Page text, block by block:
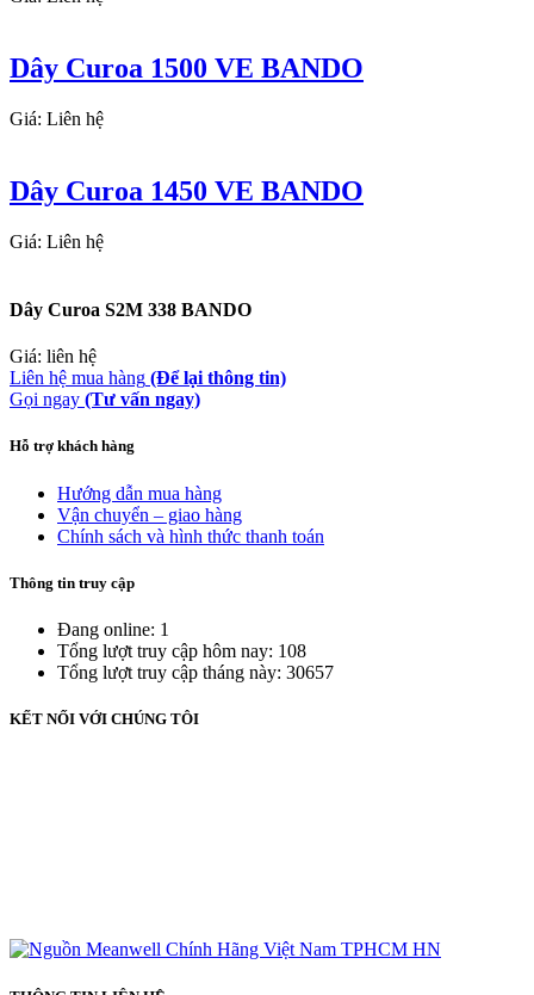
Dây Curoa 1500 VE BANDO
Giá: Liên hệ
Dây Curoa 1450 VE BANDO
Giá: Liên hệ
Dây Curoa S2M 338 BANDO
Giá: liên hệ
Liên hệ mua hàng (Để lại thông tin)
Gọi ngay (Tư vấn ngay)
Hỗ trợ khách hàng
Hướng dẫn mua hàng
Vận chuyển – giao hàng
Chính sách và hình thức thanh toán
Thông tin truy cập
Đang online: 1
Tổng lượt truy cập hôm nay: 108
Tổng lượt truy cập tháng này: 30657
KẾT NỐI VỚI CHÚNG TÔI